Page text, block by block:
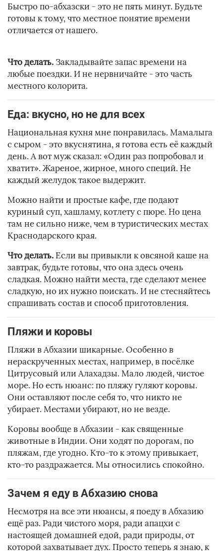
Быстро по-абхазски - это не пять минут. Будьте
готовы к тому, что местное понятие времени
отличается от нашего.
Что делать. Закладывайте запас времени на
любые поездки. И не нервничайте - это часть
местного колорита.
Еда: вкусно, но не для всех
Национальная кухня мне понравилась. Мамалыга
с сыром - это вкуснятина, я готова есть её каждый
день. А вот муж сказал: «Один раз попробовал и
хватит». Жареное, жирное, много специй. Не
каждый желудок такое выдержит.
Можно найти и простые кафе, где подают
куриный суп, хашламу, котлету с пюре. Но цена
там не сильно ниже, чем в туристических местах
Краснодарского края.
Что делать. Если вы привыкли к овсяной каше на
завтрак, будьте готовы, что она здесь очень
сладкая. Можно найти места, где сделают менее
сладкую, но их нужно поискать. И не стесняйтесь
спрашивать состав и способ приготовления.
Пляжи и коровы
Пляжи в Абхазии шикарные. Особенно в
нераскрученных местах, например, в посёлке
Цитрусовый или Алахадзы. Мало людей, чистое
море. Но есть нюанс: по пляжу гуляют коровы.
Они оставляют после себя то, что никто не
убирает. Местами убирают, но не везде.
Коровы вообще в Абхазии - как священные
животные в Индии. Они ходят по дорогам, по
пляжам, где угодно. Кто-то к этому привыкает,
кто-то раздражается. Мы относились спокойно.
Зачем я еду в Абхазию снова
Несмотря на все эти нюансы, я поеду в Абхазию
ещё раз. Ради чистого моря, ради апацхи с
настоящей домашней едой, ради природы, от
которой захватывает дух. Просто теперь я знаю, к